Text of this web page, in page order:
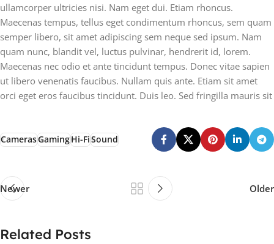
ullamcorper ultricies nisi. Nam eget dui. Etiam rhoncus.
Maecenas tempus, tellus eget condimentum rhoncus, sem quam
semper libero, sit amet adipiscing sem neque sed ipsum. Nam
quam nunc, blandit vel, luctus pulvinar, hendrerit id, lorem.
Maecenas nec odio et ante tincidunt tempus. Donec vitae sapien
ut libero venenatis faucibus. Nullam quis ante. Etiam sit amet
orci eget eros faucibus tincidunt. Duis leo. Sed fringilla mauris sit
CamerasGamingHi-FiSound
Newer Older
Related Posts